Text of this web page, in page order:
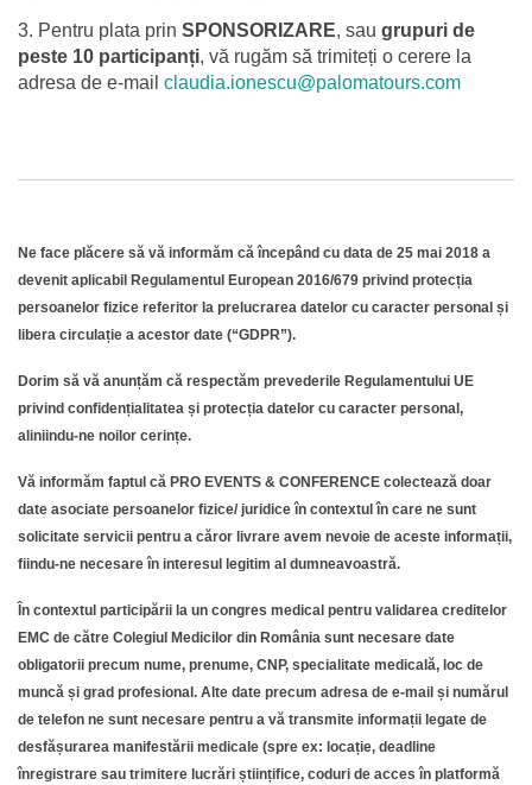
3. Pentru plata prin SPONSORIZARE, sau grupuri de
peste 10 participanți, vă rugăm să trimiteți o cerere la
adresa de e-mail claudia.ionescu@palomatours.com
Ne face plăcere să vă informăm că începând cu data de 25 mai 2018 a
devenit aplicabil Regulamentul European 2016/679 privind protecția
persoanelor fizice referitor la prelucrarea datelor cu caracter personal și
libera circulație a acestor date (“GDPR”).
Dorim să vă anunțăm că respectăm prevederile Regulamentului UE
privind confidențialitatea și protecția datelor cu caracter personal,
aliniindu-ne noilor cerințe.
Vă informăm faptul că PRO EVENTS & CONFERENCE colectează doar
date asociate persoanelor fizice/ juridice în contextul în care ne sunt
solicitate servicii pentru a căror livrare avem nevoie de aceste informații,
fiindu-ne necesare în interesul legitim al dumneavoastră.
În contextul participării la un congres medical pentru validarea creditelor
EMC de către Colegiul Medicilor din România sunt necesare date
obligatorii precum nume, prenume, CNP, specialitate medicală, loc de
muncă și grad profesional. Alte date precum adresa de e-mail și numărul
de telefon ne sunt necesare pentru a vă transmite informații legate de
desfășurarea manifestării medicale (spre ex: locație, deadline
înregistrare sau trimitere lucrări științifice, coduri de acces în platformă